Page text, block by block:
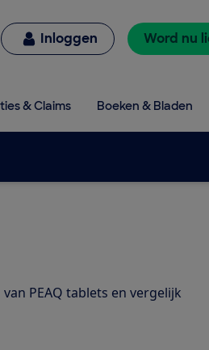
Inloggen Word nu
& Claims Boeken & Bladen
PEAQ tablets en vergelijk